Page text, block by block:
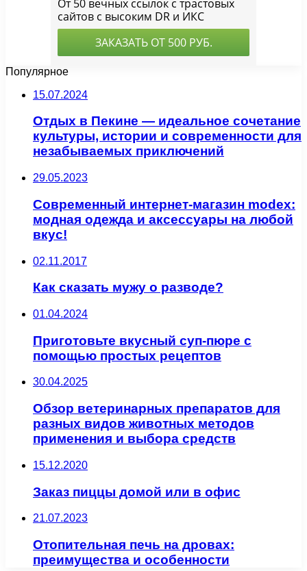
Популярное
15.07.2024
Отдых в Пекине — идеальное сочетание
культуры, истории и современности для
незабываемых приключений
29.05.2023
Современный интернет-магазин modex:
модная одежда и аксессуары на любой
вкус!
02.11.2017
Как сказать мужу о разводе?
01.04.2024
Приготовьте вкусный суп-пюре с
помощью простых рецептов
30.04.2025
Обзор ветеринарных препаратов для
разных видов животных методов
применения и выбора средств
15.12.2020
Заказ пиццы домой или в офис
21.07.2023
Отопительная печь на дровах:
преимущества и особенности